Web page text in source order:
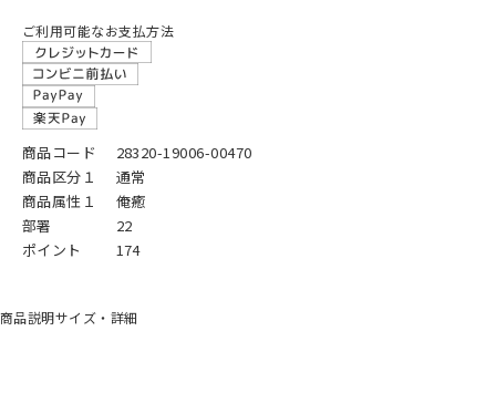
ご利用可能なお支払方法
商品コード
28320-19006-00470
商品区分１
通常
商品属性１
俺癒
部署
22
ポイント
174
商品説明サイズ・詳細